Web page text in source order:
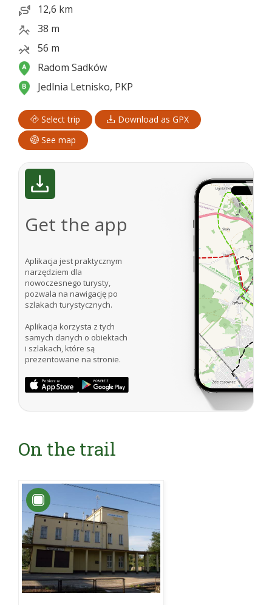
12,6 km
38 m
56 m
Radom Sadków
Jedlnia Letnisko, PKP
Select trip
Download as GPX
See map
Get the app
Aplikacja jest praktycznym
narzędziem dla
nowoczesnego turysty,
pozwala na nawigację po
szlakach turystycznych.
Aplikacja korzysta z tych
samych danych o obiektach
i szlakach, które są
prezentowane na stronie.
On the trail